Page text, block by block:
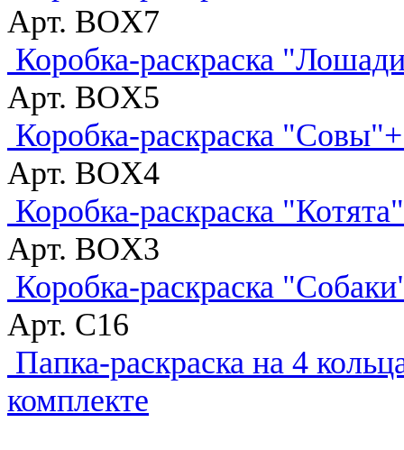
Арт. BOX7
Коробка-раскраска
Арт. BOX5
Коробка-раскраска
Арт. BOX4
Коробка-раскраска
Арт. BOX3
Коробка-раскраска
Арт. C16
Папка-раскраска на 4
комплекте